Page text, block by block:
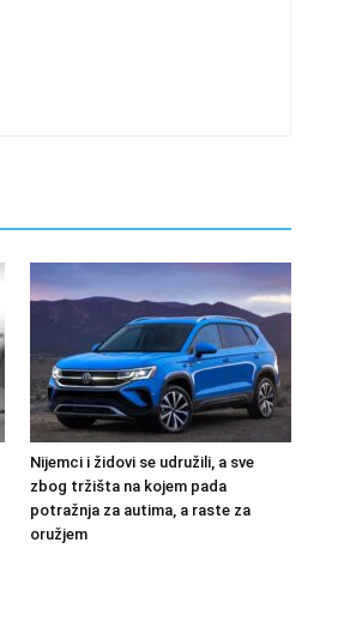
Nijemci i židovi se udružili, a sve
zbog tržišta na kojem pada
potražnja za autima, a raste za
oružjem